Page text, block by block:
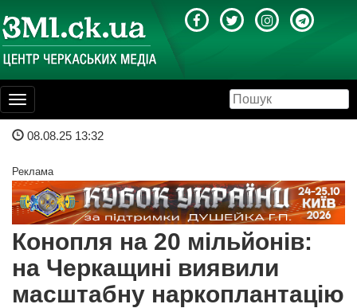
Toggle
navigation
08.08.25 13:32
Реклама
Конопля на 20 мільйонів:
на Черкащині виявили
масштабну наркоплантацію